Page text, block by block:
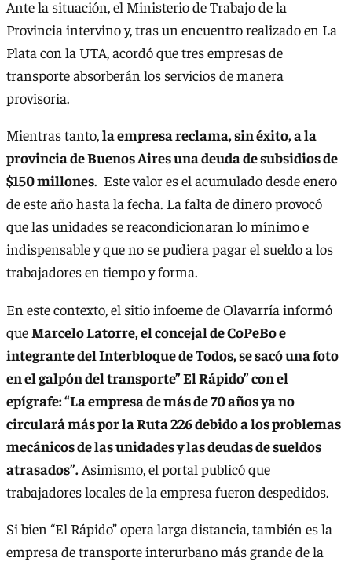
Ante la situación, el Ministerio de Trabajo de la
Provincia intervino y, tras un encuentro realizado en La
Plata con la UTA, acordó que tres empresas de
transporte absorberán los servicios de manera
provisoria.
Mientras tanto,la empresa reclama, sin éxito, a la
provincia de Buenos Aires una deuda de subsidios de
$150 millones. Este valor es el acumulado desde enero
de este año hasta la fecha. La falta de dinero provocó
que las unidades se reacondicionaran lo mínimo e
indispensable y que no se pudiera pagar el sueldo a los
trabajadores en tiempo y forma.
En este contexto, el sitio infoeme de Olavarría informó
queMarcelo Latorre, el concejal de CoPeBo e
integrante del Interbloque de Todos, se sacó una foto
en el galpón del transporte” El Rápido” con el
epígrafe: “La empresa de más de 70 años ya no
circulará más por la Ruta 226 debido a los problemas
mecánicos de las unidades y las deudas de sueldos
atrasados”. Asimismo, el portal publicó que
trabajadores locales de la empresa fueron despedidos.
Si bien “El Rápido” opera larga distancia, también es la
empresa de transporte interurbano más grande de la